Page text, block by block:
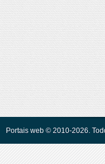
Portais web © 2010-2026.